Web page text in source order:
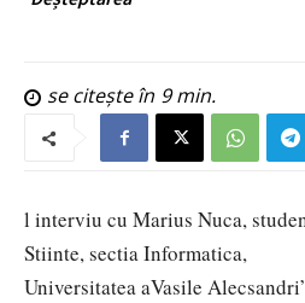
se citește în 9min.
l interviu cu Marius Nuca,
Stiinte, sectia Informatica,
Universitatea aVasile